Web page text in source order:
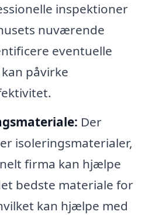
inspektioner
nuværende
eventuelle
påvirke
Der
isoleringsmaterialer,
firma kan hjælpe
bedste materiale for
kan hjælpe med